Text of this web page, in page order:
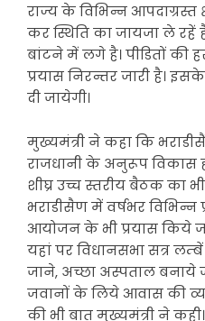
राज्य के विभिन्न आपदाग्रस्त
कर स्थिति का जायजा ले रहें है
बांटने में लगे है। पीडितों
प्रयास निरन्तर जारी है।
दी जायेगी।
मुख्यमंत्री ने कहा कि
राजधानी के अनुरूप विकास
शीघ्र उच्च स्तरीय बैठक का
भराडीसैण में वर्षभर विभिन्न
आयोजन के भी प्रयास किये
यहां पर विधानसभा सत्र
जाने, अच्छा अस्पताल बनाये
जवानों के लिये आवास की
की भी बात मुख्यमंत्री ने कही।